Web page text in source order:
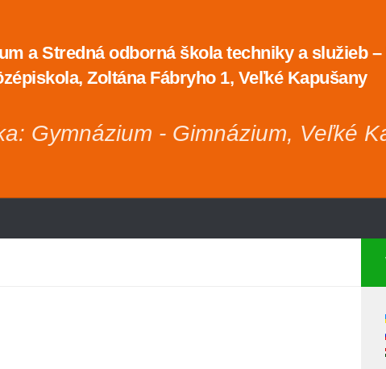
a Stredná odborná škola techniky a služieb –
Zoltána Fábryho 1, Veľké Kapušany
Gymnázium - Gimnázium, Veľké